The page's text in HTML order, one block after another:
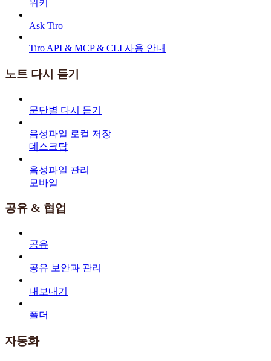
위키
Ask Tiro
Tiro API & MCP & CLI 사용 안내
노트 다시 듣기
문단별 다시 듣기
음성파일 로컬 저장
데스크탑
음성파일 관리
모바일
공유 & 협업
공유
공유 보안과 관리
내보내기
폴더
자동화